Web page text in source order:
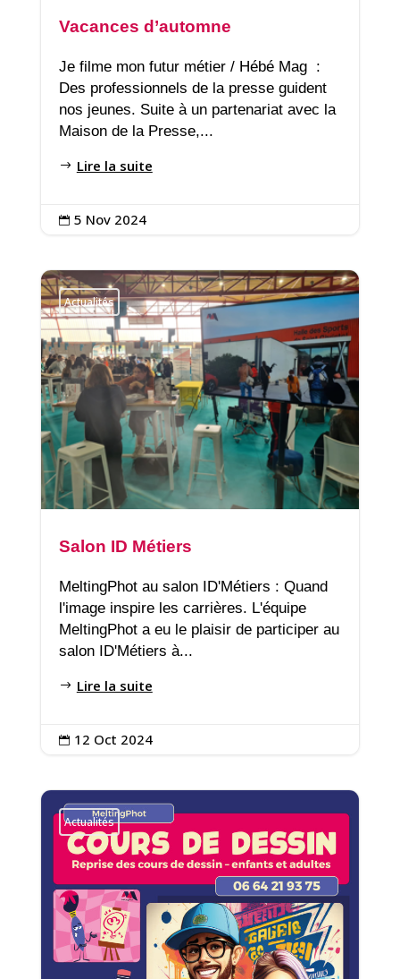
Vacances d’automne
Je filme mon futur métier / Hébé Mag :
Des professionnels de la presse guident
nos jeunes. Suite à un partenariat avec la
Maison de la Presse,...
Lire la suite
 5 Nov 2024
Actualités
Salon ID Métiers
MeltingPhot au salon ID'Métiers : Quand
l'image inspire les carrières. L'équipe
MeltingPhot a eu le plaisir de participer au
salon ID'Métiers à...
Lire la suite
 12 Oct 2024
Actualités